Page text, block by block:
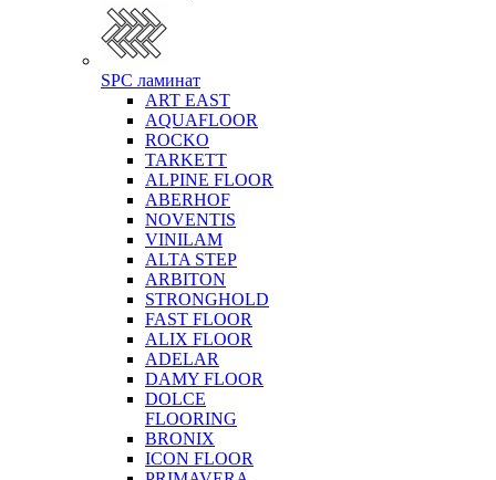
SPC ламинат
ART EAST
AQUAFLOOR
ROCKO
TARKETT
ALPINE FLOOR
ABERHOF
NOVENTIS
VINILAM
ALTA STEP
ARBITON
STRONGHOLD
FAST FLOOR
ALIX FLOOR
ADELAR
DAMY FLOOR
DOLCE
FLOORING
BRONIX
ICON FLOOR